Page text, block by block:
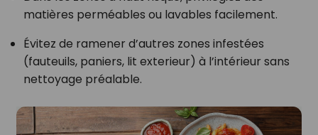
matières perméables ou lavables facilement.
Évitez de ramener d’autres zones infestées
(fauteuils, paniers, lit exterieur) à l’intérieur sans
nettoyage préalable.